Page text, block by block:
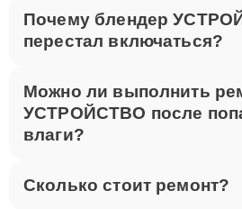
Почему блендер
перестал включаться?
Можно ли выполнить
УСТРОЙСТВО после
влаги?
Сколько стоит ремонт?